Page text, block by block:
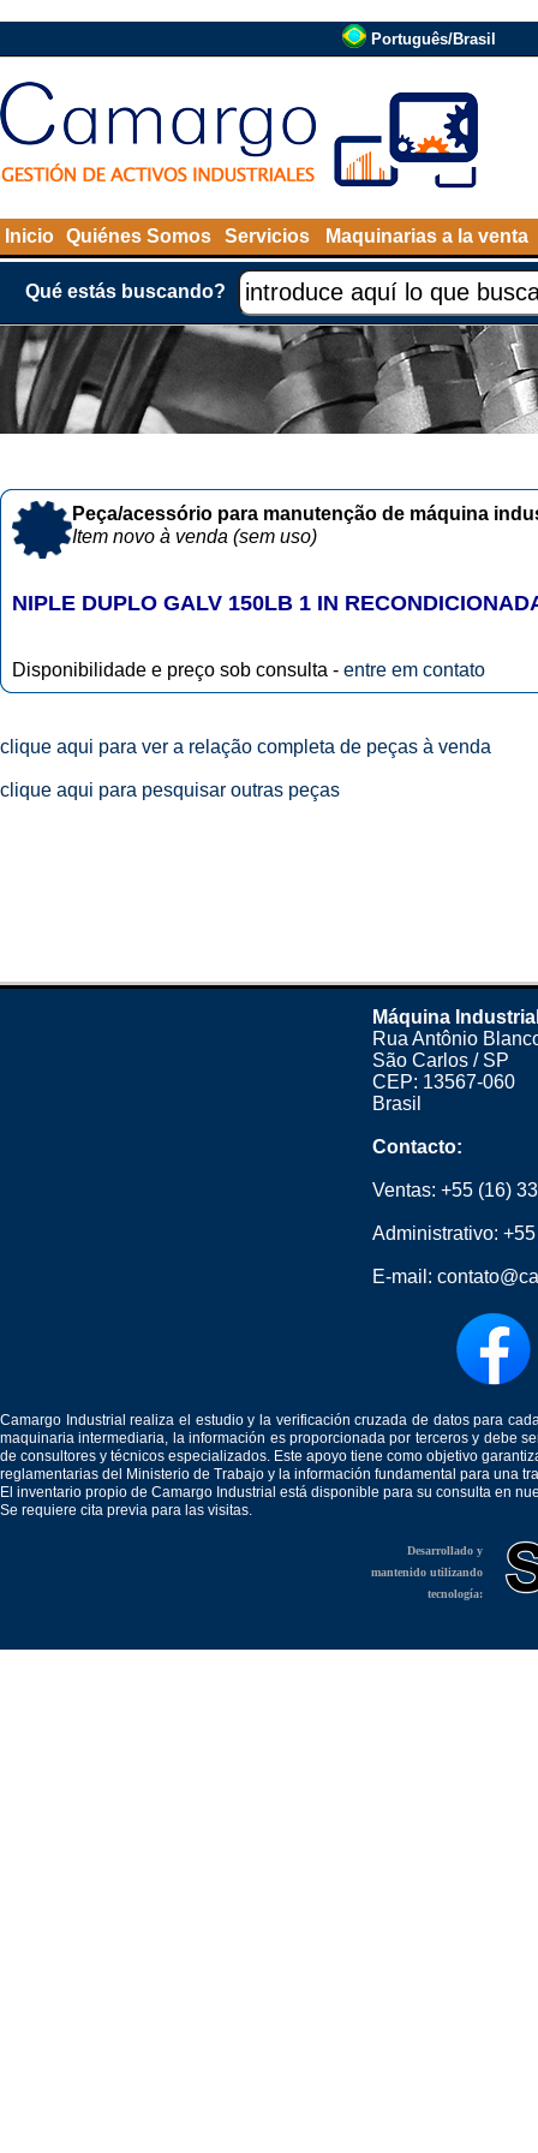
Português/Brasil
Inicio Quiénes Somos Servicios Maquinarias a la venta
Qué estás buscando?
Peça/acessório para manutenção de máquina
Item novo à venda (sem uso)
NIPLE DUPLO GALV 150LB 1 IN
Disponibilidade e preço sob consulta - entre em contato
clique aqui para ver a relação completa de peças à venda
clique aqui para pesquisar outras peças
Máquina
Rua Antônio
São Carlos / SP
CEP: 13567-060
Brasil
Contacto:
Ventas: +55 (16)
Administrativo:
E-mail:
Camargo Industrial realiza el estudio y la verificación cruzada de datos para
maquinaria intermediaria, la información es proporcionada por terceros y debe
de consultores y técnicos especializados. Este apoyo tiene como objetivo
reglamentarias del Ministerio de Trabajo y la información fundamental para una
El inventario propio de Camargo Industrial está disponible para su consulta en
Se requiere cita previa para las visitas.
Desarrollado y
mantenido utilizando
tecnología: